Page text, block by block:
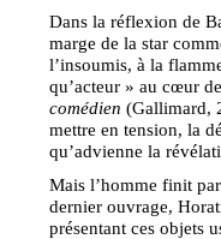
Dans la réflexion de
marge de la star
l’insoumis, à la
qu’acteur » au cœur
comédien(Gallimard,
mettre en tension, la
qu’advienne la
Mais l’homme finit
dernier ouvrage,
présentant ces objets